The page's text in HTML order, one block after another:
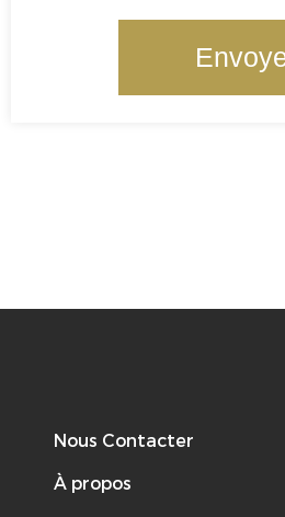
Nous Contacter
À propos